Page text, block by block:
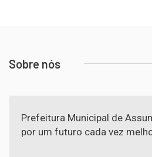
Sobre nós
Prefeitura Municipal de
por um futuro cada vez